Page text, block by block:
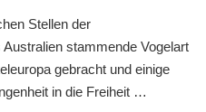
Stellen der
stammende Vogelart
gebracht und einige
in die Freiheit …